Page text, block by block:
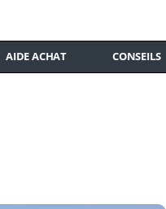
AIDE ACHAT CONSEILS